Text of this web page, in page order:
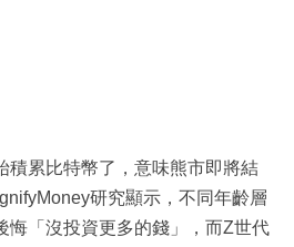
積累比特幣了，意味熊市即將結
研究顯示，不同年齡層
悔「沒投資更多的錢」，而Z世代